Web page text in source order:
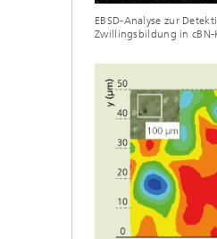
EBSD-Analyse zur
Zwillingsbildung in cBN-